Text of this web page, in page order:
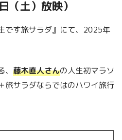
（土）放映）
です旅サラダ』にて、2025年
藤木直人さんの人生初マラソ
旅サラダならではのハワイ旅行